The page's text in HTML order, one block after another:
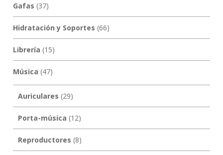
Gafas (37)
Hidratación y Soportes (66)
Librería (15)
Música (47)
Auriculares (29)
Porta-música (12)
Reproductores (8)